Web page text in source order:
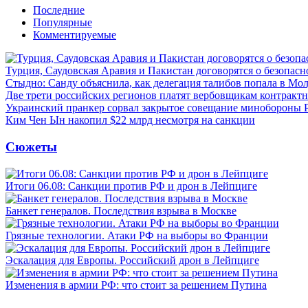
Последние
Популярные
Комментируемые
Турция, Саудовская Аравия и Пакистан договорятся о
Стыдно: Санду объяснила, как делегация талибов попала в
Две трети российских регионов платят вербовщикам
Украинский пранкер сорвал закрытое совещание минобороны
Ким Чен Ын накопил $22 млрд несмотря на санкции
Сюжеты
Итоги 06.08: Санкции против РФ и дрон в Лейпциге
Банкет генералов. Последствия взрыва в Москве
Грязные технологии. Атаки РФ на выборы во Франции
Эскалация для Европы. Российский дрон в Лейпциге
Изменения в армии РФ: что стоит за решением Путина